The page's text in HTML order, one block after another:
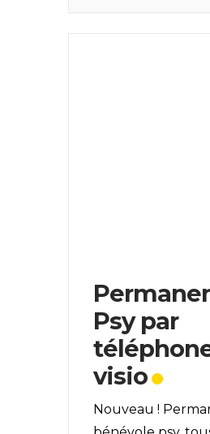
Psy par
visio
Nouveau !